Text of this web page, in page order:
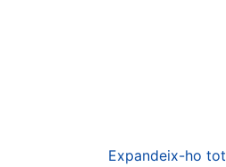
Expandeix-ho tot